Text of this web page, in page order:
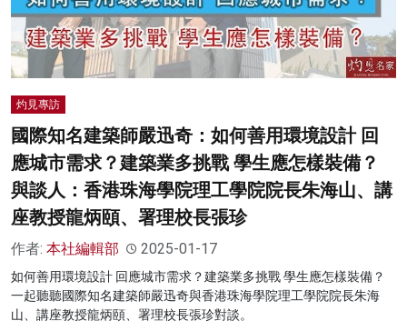
灼見專訪
國際知名建築師嚴迅奇：如何善用環境設計 回
應城市需求？建築業多挑戰 學生應怎樣裝備？
與談人：香港珠海學院理工學院院長朱海山、講
座教授龍炳頤、署理校長張珍
作者: 本社編輯部 2025-01-17
如何善用環境設計 回應城市需求？建築業多挑戰 學生應怎樣裝備？
一起聽聽國際知名建築師嚴迅奇與香港珠海學院理工學院院長朱海
山、講座教授龍炳頤、署理校長張珍對談。